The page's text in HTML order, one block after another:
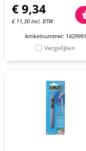
€9,34
€ 11,30 Incl. BTW
Artikelnummer: 1429991
Vergelijken